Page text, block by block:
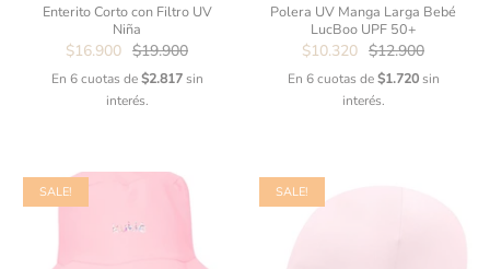
Enterito Corto con Filtro UV
Niña
$16.900 $19.900
En 6 cuotas de$2.817sin
interés.
Polera UV Manga Larga Bebé
LucBoo UPF 50+
$10.320 $12.900
En 6 cuotas de$1.720sin
interés.
SALE! SALE!